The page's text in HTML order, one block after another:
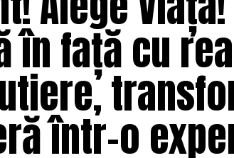
în față cu
într-o